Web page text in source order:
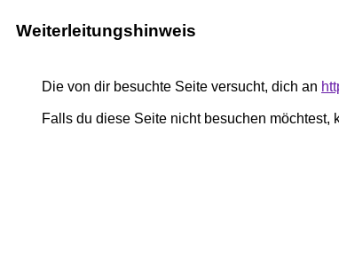
Weiterleitungshinweis
Die von dir besuchte Seite versucht, dich an
Falls du diese Seite nicht besuchen möchtest,